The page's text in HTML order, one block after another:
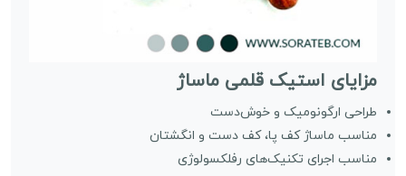
مزایای استیک قلمی ماساژ
طراحی ارگونومیک و خوش‌دست
مناسب ماساژ کف پا، کف دست و انگشتان
مناسب اجرای تکنیک‌های رفلکسولوژی